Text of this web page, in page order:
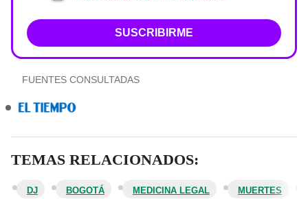
SUSCRIBIRME
FUENTES CONSULTADAS
TEMAS RELACIONADOS:
DJ BOGOTÁ MEDICINA LEGAL MUERTES